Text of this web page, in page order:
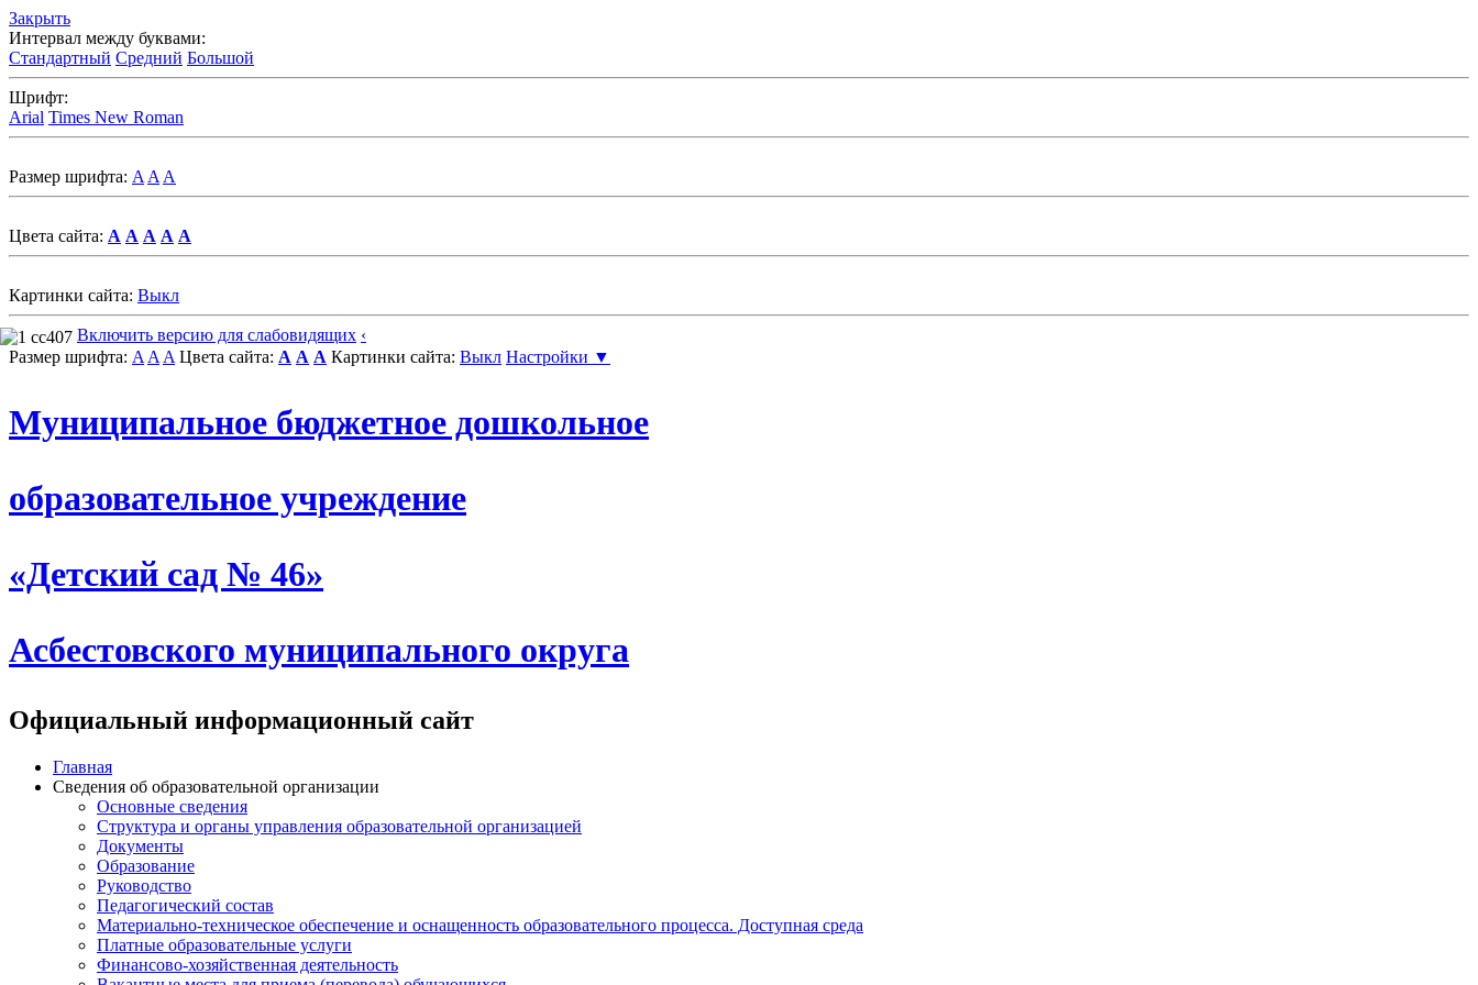
Закрыть
Интервал между буквами:
Стандартный Средний Большой
Шрифт:
Arial Times New Roman
Размер шрифта: A A A
Цвета сайта: A A A A A
Картинки сайта: Выкл
Включить версию для слабовидящих ‹
Размер шрифта: A A A Цвета сайта: A A A Картинки сайта: Выкл Настройки ▼
Муниципальное бюджетное дошкольное
образовательное учреждение
«Детский сад № 46»
Асбестовского муниципального округа
Официальный информационный сайт
Главная
Сведения об образовательной организации
Основные сведения
Структура и органы управления образовательной организацией
Документы
Образование
Руководство
Педагогический состав
Материально-техническое обеспечение и оснащенность образовательного процесса. Доступная среда
Платные образовательные услуги
Финансово-хозяйственная деятельность